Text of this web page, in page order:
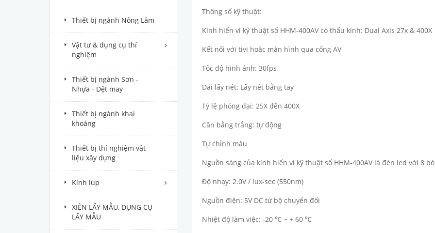
Thiết bị ngành Nông Lâm
Vật tư & dụng cụ thí
nghiệm
Thiết bị ngành Sơn -
Nhựa - Dệt may
Thiết bị ngành khai
khoáng
Thiết bị thí nghiệm vật
liệu xây dựng
Kính lúp
XIÊN LẤY MẪU, DỤNG CỤ
LẤY MẪU
Thông số kỹ thuật:
Kính hiển vi kỹ thuật số HHM-400AV có thấu kính: Dual Axis 27x & 400X
Kết nối với tivi hoặc màn hình qua cổng AV
Tốc độ hình ảnh: 30fps
Dải lấy nét: Lấy nét bằng tay
Tỷ lệ phóng đại: 25X đến 400X
Cân bằng trắng: tự động
Tự chỉnh màu
Nguồn sáng của kính hiển vi kỹ thuật số HHM-400AV là đèn led với 8
Độ nhạy: 2.0V / lux-sec (550nm)
Nguồn điện: 5V DC từ bộ chuyển đổi
Nhiệt độ làm việc: -20 ℃~ + 60 ℃